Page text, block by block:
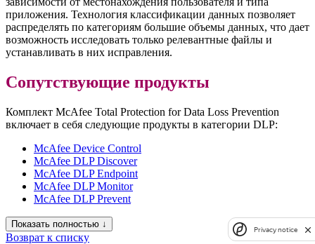
приложения. Технология классификации данных позволяет
распределять по категориям большие объемы данных, что дает
возможность исследовать только релевантные файлы и
устанавливать в них исправления.
Сопутствующие продукты
Комплект McAfee Total Protection for Data Loss Prevention
включает в себя следующие продукты в категории DLP:
McAfee Device Control
McAfee DLP Discover
McAfee DLP Endpoint
McAfee DLP Monitor
McAfee DLP Prevent
Показать полностью ↓
Возврат к списку
Privacy notice